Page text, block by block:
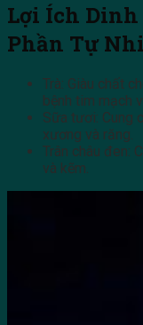
Lợi Ích Dinh
Phần Tự
Trà: Giàu chất
bệnh tim mạch
Sữa tươi: Cung
xương và răng.
Trân châu đen:
và kẽm.